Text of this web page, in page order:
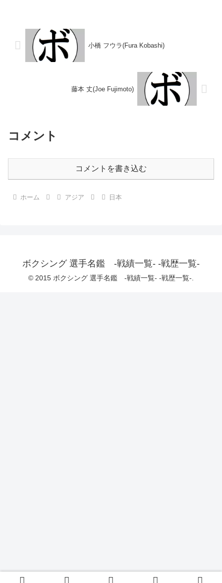
小橋 フウラ(Fura Kobashi)
藤本 丈(Joe Fujimoto)
コメント
コメントを書き込む
ホーム アジア 日本
ボクシング 選手名鑑 -戦績一覧- -戦歴一覧-
© 2015 ボクシング 選手名鑑 -戦績一覧- -戦歴一覧-.